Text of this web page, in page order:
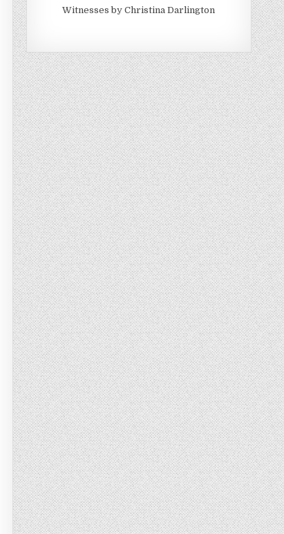
Witnesses by Christina Darlington